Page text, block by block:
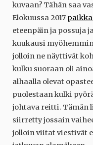
kuvaan? Tähän saa
Elokuussa 2017
eteenpäin ja possuja
kuukausi
jolloin ne näyttivät
kulku suoraan oli
alhaalla olevat
puolestaan kulki
johtava reitti. Tämän
siirretty jossain
jolloin viitat viestivät